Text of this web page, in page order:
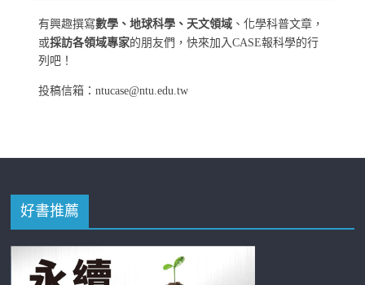
有興趣撰寫數學、地球科學、天文領域 、化學科普文章，
或採訪各領域專家的朋友們，快來加入CASE報科學的行
列吧！
投稿信箱：ntucase@ntu.edu.tw
好書推薦